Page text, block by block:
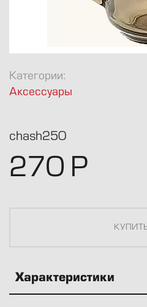
Категории:
Аксессуары
chash250
270 Р
Характеристики